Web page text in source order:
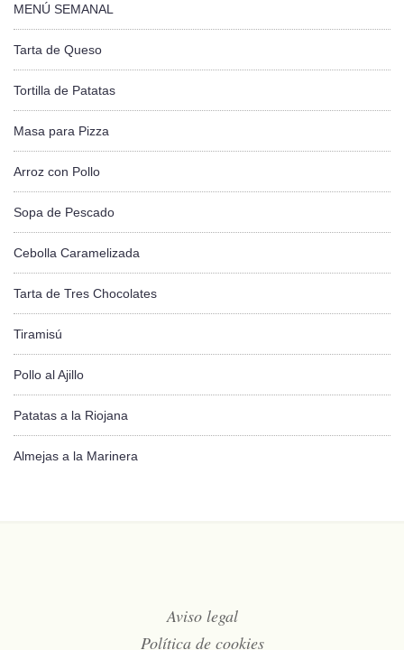
MENÚ SEMANAL
Tarta de Queso
Tortilla de Patatas
Masa para Pizza
Arroz con Pollo
Sopa de Pescado
Cebolla Caramelizada
Tarta de Tres Chocolates
Tiramisú
Pollo al Ajillo
Patatas a la Riojana
Almejas a la Marinera
Aviso legal
Política de cookies